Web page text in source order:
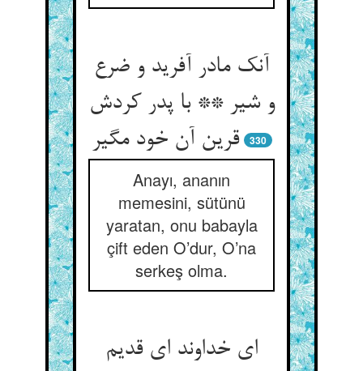
آنک مادر آفرید و ضرع
و شیر ** با پدر کردش
قرین آن خود مگیر
330
Anayı, ananın
memesini, sütünü
yaratan, onu babayla
çift eden O’dur, O’na
serkeş olma.
ای خداوند ای قدیم